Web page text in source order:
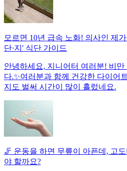
모르면 10년 급속 노화! 의사인 제
단·지' 식단 가이드
안녕하세요, 지니어터 여러분! 비만
다.✨여러분과 함께 건강한 다이어
지도 벌써 시간이 많이 흘렀네요.
🦵 운동을 하면 무릎이 아픈데, 고
야 할까요?